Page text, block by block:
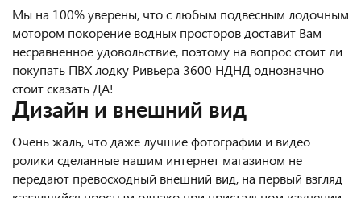
Мы на 100% уверены, что с любым подвесным лодочным
мотором покорение водных просторов доставит Вам
несравненное удовольствие, поэтому на вопрос стоит ли
покупать ПВХ лодку Ривьера 3600 НДНД однозначно
стоит сказать ДА!
Дизайн и внешний вид
Очень жаль, что даже лучшие фотографии и видео
ролики сделанные нашим интернет магазином не
передают превосходный внешний вид, на первый взгляд